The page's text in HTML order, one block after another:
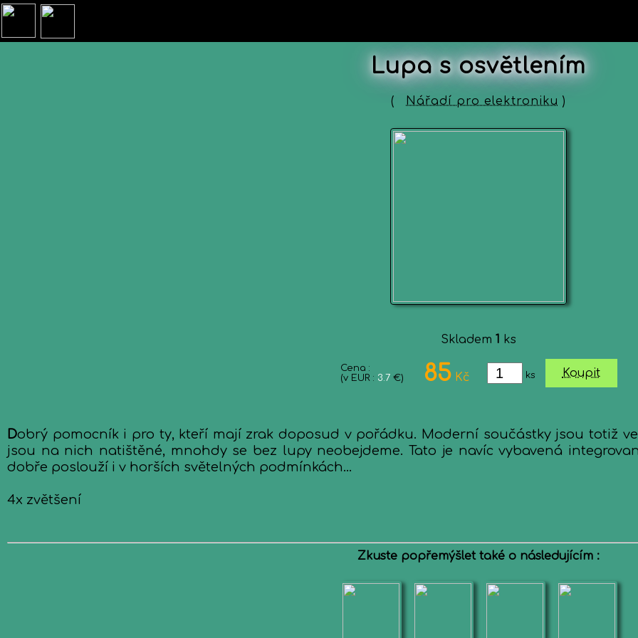
Lupa s osvětlením
( Nářadí pro elektroniku )
Skladem 1 ks
Cena :
(v EUR : 3.7€) 85Kč ks Koupit
Dobrý pomocník i pro ty, kteří mají zrak doposud v pořádku. Moderní součástky jsou totiž
jsou na nich natištěné, mnohdy se bez lupy neobejdeme. Tato je navíc vybavená
dobře poslouží i v horších světelných podmínkách...
4x zvětšení
Zkuste popřemýšlet také o následujícím :